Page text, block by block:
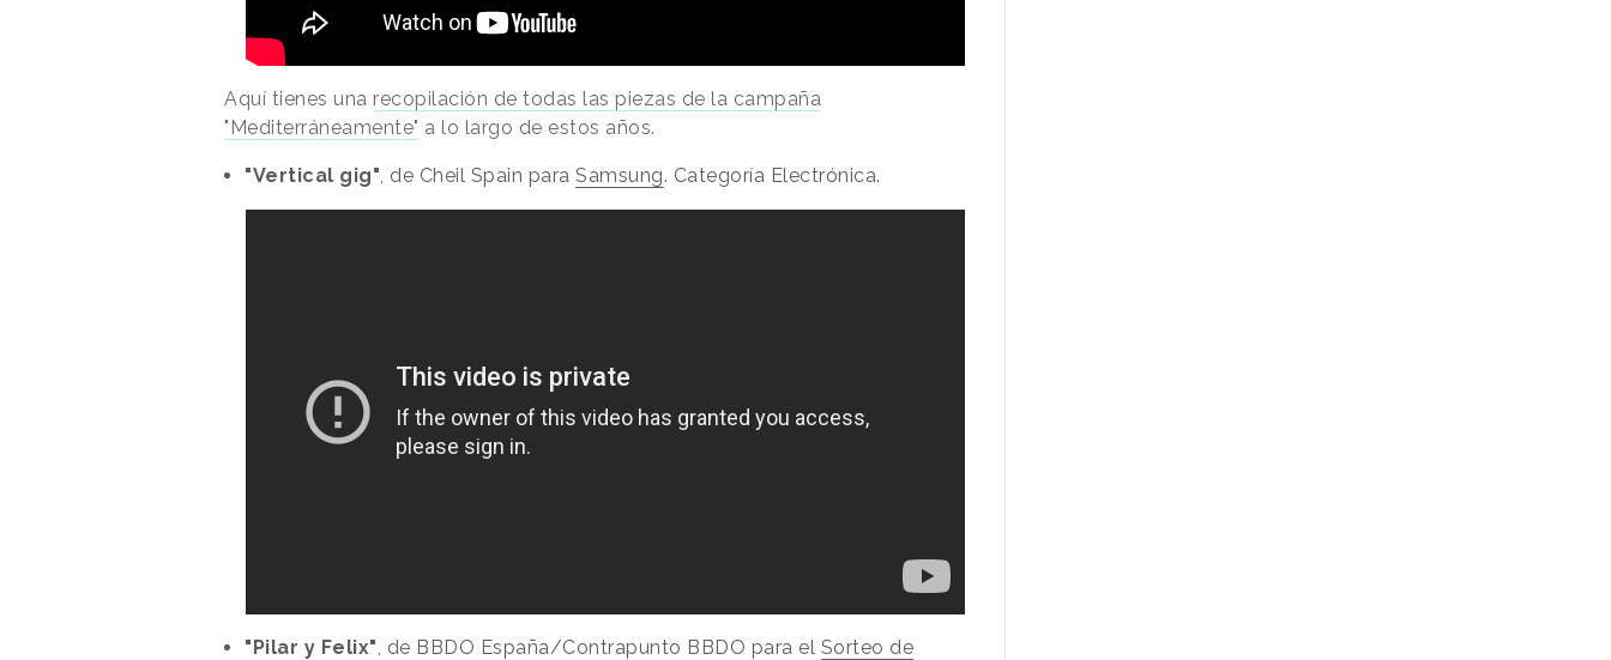
Aquí tienes una recopilación de todas las piezas de la campaña
"Mediterráneamente" a lo largo de estos años.
"Vertical gig" , de Cheil Spain para Samsung. Categoría Electrónica.
"Pilar y Felix" , de BBDO España/Contrapunto BBDO para el Sorteo de